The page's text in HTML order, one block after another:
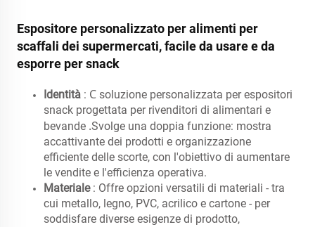
Espositore personalizzato per alimenti per
scaffali dei supermercati, facile da usare e da
esporre per snack
Identità : C soluzione personalizzata per espositori
snack progettata per rivenditori di alimentari e
bevande .Svolge una doppia funzione: mostra
accattivante dei prodotti e organizzazione
efficiente delle scorte, con l'obiettivo di aumentare
le vendite e l'efficienza operativa.
Materiale : Offre opzioni versatili di materiali - tra
cui metallo, legno, PVC, acrilico e cartone - per
soddisfare diverse esigenze di prodotto,